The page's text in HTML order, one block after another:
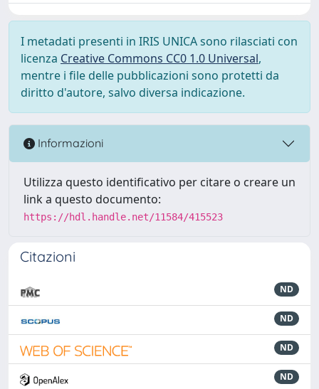
I metadati presenti in IRIS UNICA sono rilasciati con
licenza Creative Commons CC0 1.0 Universal,
mentre i file delle pubblicazioni sono protetti da
diritto d'autore, salvo diversa indicazione.
Informazioni
Utilizza questo identificativo per citare o creare un
link a questo documento:
https://hdl.handle.net/11584/415523
Citazioni
ND
ND
ND
ND